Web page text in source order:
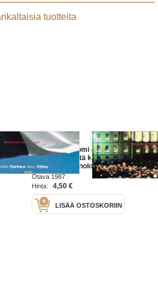
tuotteita
1.p.
Itsenäinen Suomi - seitsemän
vuosikymmentä kansakunnan
elämästä. Kronologisesti etenevä
historiateos Suomesta
maailmanhistorian pyörteissä,
1987.
Otava 1987
Hinta:
4,50 €
LISÄÄ OSTOSKORIIN